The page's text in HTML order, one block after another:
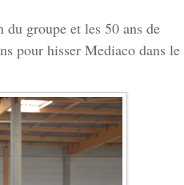
groupe et les 50 ans de
pour hisser Mediaco dans le